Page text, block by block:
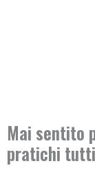
Mai sentito
pratichi